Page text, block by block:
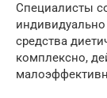
Специалисты
средства
комплексно,